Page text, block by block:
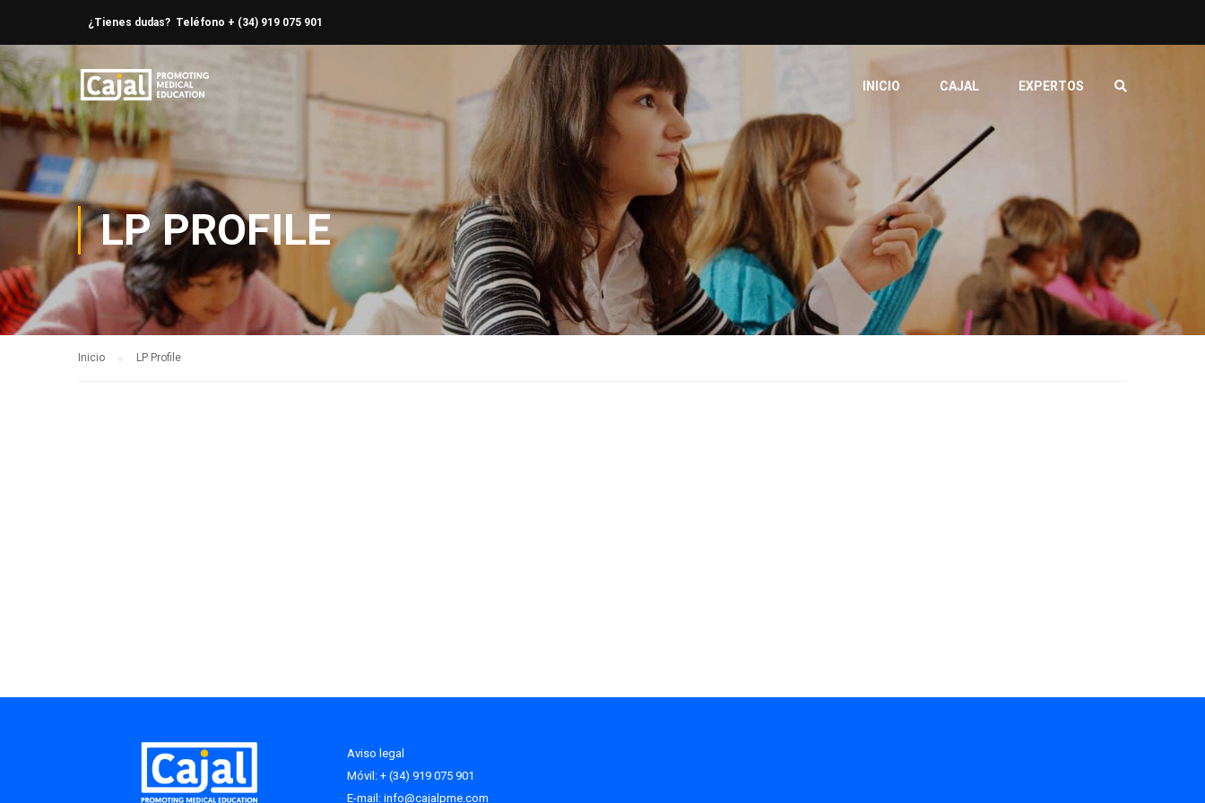
¿Tienes dudas? Teléfono + (34) 919 075 901
INICIO CAJAL EXPERTOS
LP PROFILE
Inicio LP Profile
Aviso legal
Móvil: + (34) 919 075 901
E-mail: info@cajalpme.com